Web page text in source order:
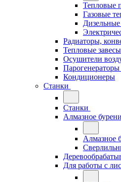
Тепловые
Газовые
Радиаторы,
Тепловые завесы
Осушители
Кондиционеры
Станки
Станки
Алмазное
Алмазное
Для работы с